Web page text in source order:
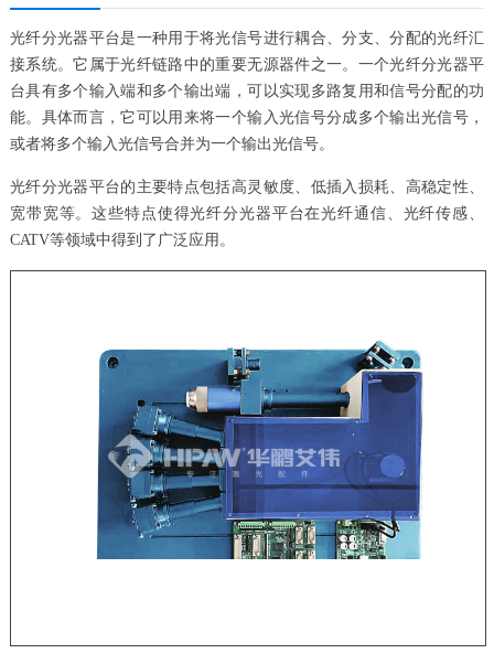
光纤分光器平台是一种用于将光信号进行耦合、分支、分配的光纤汇
接系统。它属于光纤链路中的重要无源器件之一。一个光纤分光器平
台具有多个输入端和多个输出端，可以实现多路复用和信号分配的功
能。具体而言，它可以用来将一个输入光信号分成多个输出光信号，
或者将多个输入光信号合并为一个输出光信号。
光纤分光器平台的主要特点包括高灵敏度、低插入损耗、高稳定性、
宽带宽等。这些特点使得光纤分光器平台在光纤通信、光纤传感、
CATV等领域中得到了广泛应用。